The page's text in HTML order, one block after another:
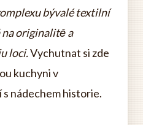
bývalé textilní
na originalitě a
loci.Vychutnat si zde
kuchyni v
nádechem historie.